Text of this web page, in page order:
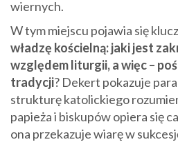
wiernych.
W tym miejscu pojawia się
władzę kościelną: jaki jest
względem liturgii, a więc –
tradycji? Dekert pokazuje
strukturę katolickiego
papieża i biskupów opiera się
ona przekazuje wiarę w